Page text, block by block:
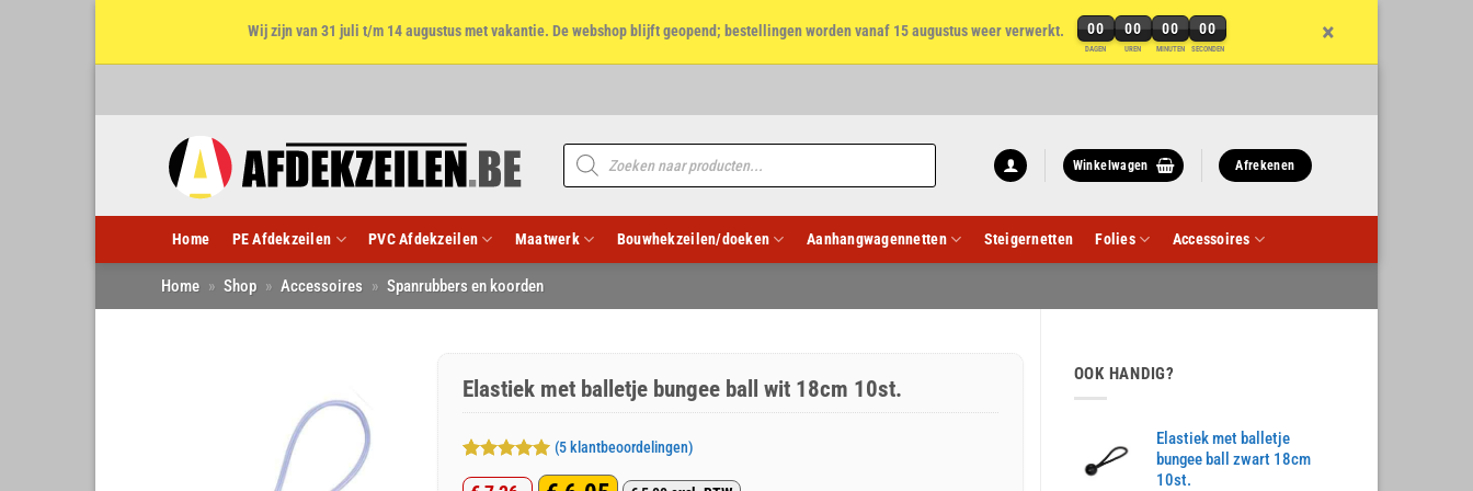
Wij zijn van 31 juli t/m 14 augustus met vakantie. De webshop blijft geopend; bestellingen worden vanaf 15 augustus weer verwerkt. 00
DAGEN
00
UREN
00
MINUTEN
00
SECONDEN
×
Producten
zoeken
Winkelwagen Afrekenen
Home PE Afdekzeilen PVC Afdekzeilen Maatwerk Bouwhekzeilen/doeken Aanhangwagennetten Steigernetten Folies Accessoires
Home » Shop » Accessoires » Spanrubbers en koorden
OOK HANDIG?
Elastiek met balletje
bungee ball zwart 18cm
10st.
Elastiek met balletje bungee ball wit 18cm 10st.
Gewaardeerd
5
(5 klantbeoordelingen)